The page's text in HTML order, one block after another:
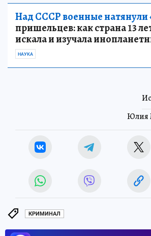
Над СССР военные натянули
пришельцев: как страна 13
искала и изучала
НАУКА
КРИМИНАЛ